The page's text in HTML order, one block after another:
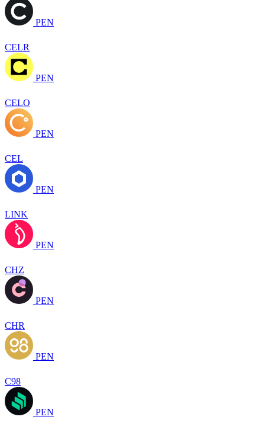
PEN
CELR
PEN
CELO
PEN
CEL
PEN
LINK
PEN
CHZ
PEN
CHR
PEN
C98
PEN